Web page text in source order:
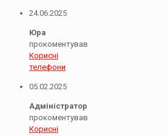
24.06.2025
Юра
прокоментував
Корисні
телефони
05.02.2025
Адміністратор
прокоментував
Корисні